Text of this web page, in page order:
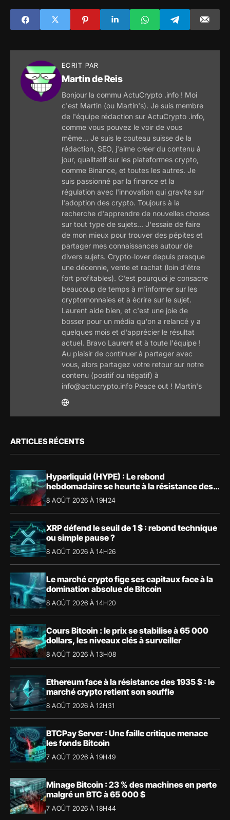
(Polymarket) au
Japon
ECRIT PAR
Martin de Reis
Bonjour la commu ActuCrypto .info ! Moi
c'est Martin (ou Martin's). Je suis membre
de l'équipe rédaction sur ActuCrypto .info,
comme vous pouvez le voir de vous
même... Je suis le couteau suisse de la
rédaction, SEO, j'aime créer du contenu à
jour, qualitatif sur les plateformes crypto,
comme Binance, et toutes les autres. Je
suis passionné par la finance et la
régulation avec l'innovation qui gravite sur
l'adoption des crypto. Toujours à la
recherche d'apprendre de nouvelles choses
sur tout type de sujets... J'essaie de faire
de mon mieux pour trouver des pépites et
partager mes connaissances autour de
divers sujets. Crypto-lover depuis presque
une décennie, vente et rachat (loin d'être
fort profitables). C'est pourquoi je consacre
beaucoup de temps à m'informer sur les
cryptomonnaies et à écrire sur le sujet.
Laurent aide bien, et c'est une joie de
bosser pour un média qu'on a relancé y a
quelques mois et d'apprécier le résultat
actuel. Bravo Laurent et à toute l'équipe !
Au plaisir de continuer à partager avec
vous, alors partagez votre retour sur notre
contenu (positif ou négatif) à
info@actucrypto.info Peace out ! Martin's
ARTICLES RÉCENTS
Hyperliquid (HYPE) : Le rebond
hebdomadaire se heurte à la résistance des
57,90 $
8 AOÛT 2026 À 19H24
XRP défend le seuil de 1 $ : rebond technique
ou simple pause ?
8 AOÛT 2026 À 14H26
Le marché crypto fige ses capitaux face à la
domination absolue de Bitcoin
8 AOÛT 2026 À 14H20
Cours Bitcoin : le prix se stabilise à 65 000
dollars, les niveaux clés à surveiller
8 AOÛT 2026 À 13H08
Ethereum face à la résistance des 1935 $ : le
marché crypto retient son souffle
8 AOÛT 2026 À 12H31
BTCPay Server : Une faille critique menace
les fonds Bitcoin
7 AOÛT 2026 À 19H49
Minage Bitcoin : 23 % des machines en perte
malgré un BTC à 65 000 $
7 AOÛT 2026 À 18H44